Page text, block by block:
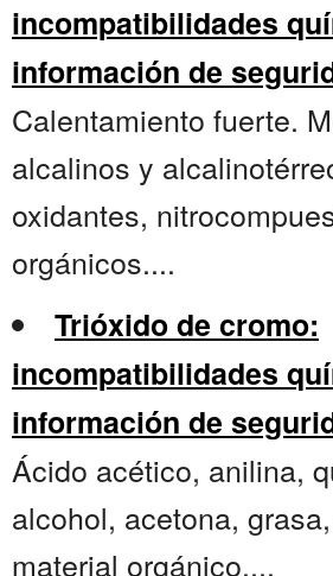
incompatibilidades
información de
Calentamiento fuerte.
alcalinos y
oxidantes,
orgánicos....
Trióxido de cromo:
incompatibilidades
información de
Ácido acético, anilina,
alcohol, acetona,
material orgánico....